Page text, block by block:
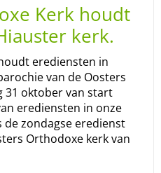
Kerk houdt
kerk.
erediensten in
van de Oosters
31 oktober van start
erediensten in onze
de zondagse eredienst
Orthodoxe kerk van